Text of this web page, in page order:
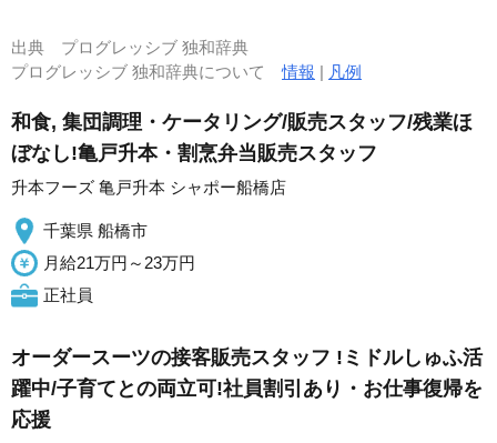
出典 プログレッシブ 独和辞典
プログレッシブ 独和辞典について情報 | 凡例
和食, 集団調理・ケータリング/販売スタッフ/残業ほ
ぼなし!亀戸升本・割烹弁当販売スタッフ
升本フーズ 亀戸升本 シャポー船橋店
千葉県 船橋市
月給21万円～23万円
正社員
オーダースーツの接客販売スタッフ !ミドルしゅふ活
躍中/子育てとの両立可!社員割引あり・お仕事復帰を
応援